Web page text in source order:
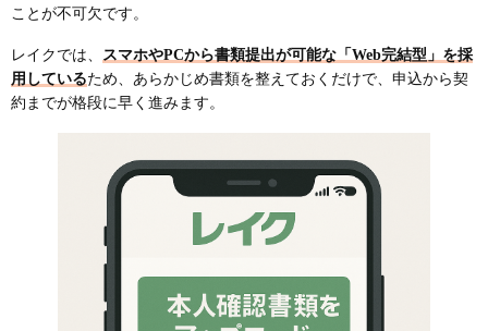
ことが不可欠です。
レイクでは、 スマホやPCから書類提出が可能な「Web完結型」を採
用しているため、あらかじめ書類を整えておくだけで、申込から契
約までが格段に早く進みます。